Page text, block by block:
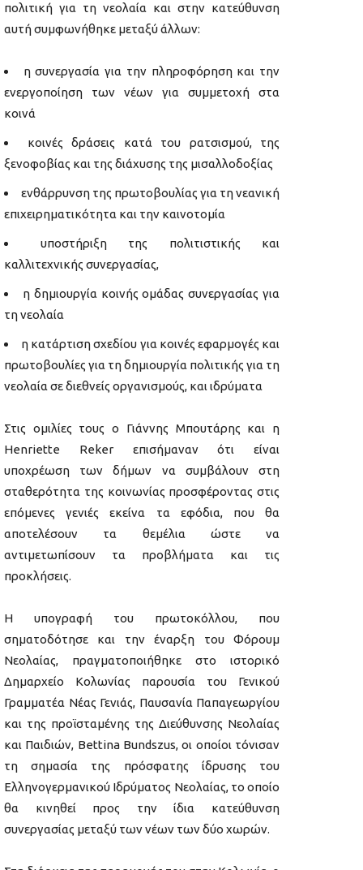
πολιτική για τη νεολαία και στην κατεύθυνση
αυτή συμφωνήθηκε μεταξύ άλλων:
η συνεργασία για την πληροφόρηση και την
ενεργοποίηση των νέων για συμμετοχή στα
κοινά
κοινές δράσεις κατά του ρατσισμού, της
ξενοφοβίας και της διάχυσης της μισαλλοδοξίας
ενθάρρυνση της πρωτοβουλίας για τη νεανική
επιχειρηματικότητα και την καινοτομία
υποστήριξη της πολιτιστικής και
καλλιτεχνικής συνεργασίας,
η δημιουργία κοινής ομάδας συνεργασίας για
τη νεολαία
η κατάρτιση σχεδίου για κοινές εφαρμογές και
πρωτοβουλίες για τη δημιουργία πολιτικής για τη
νεολαία σε διεθνείς οργανισμούς, και ιδρύματα
Στις ομιλίες τους ο Γιάννης Μπουτάρης και η
Henriette Reker επισήμαναν ότι είναι
υποχρέωση των δήμων να συμβάλουν στη
σταθερότητα της κοινωνίας προσφέροντας στις
επόμενες γενιές εκείνα τα εφόδια, που θα
αποτελέσουν τα θεμέλια ώστε να
αντιμετωπίσουν τα προβλήματα και τις
προκλήσεις.
Η υπογραφή του πρωτοκόλλου, που
σηματοδότησε και την έναρξη του Φόρουμ
Νεολαίας, πραγματοποιήθηκε στο ιστορικό
Δημαρχείο Κολωνίας παρουσία του Γενικού
Γραμματέα Νέας Γενιάς, Παυσανία Παπαγεωργίου
και της προϊσταμένης της Διεύθυνσης Νεολαίας
και Παιδιών, Bettina Bundszus, οι οποίοι τόνισαν
τη σημασία της πρόσφατης ίδρυσης του
Ελληνογερμανικού Ιδρύματος Νεολαίας, το οποίο
θα κινηθεί προς την ίδια κατεύθυνση
συνεργασίας μεταξύ των νέων των δύο χωρών.